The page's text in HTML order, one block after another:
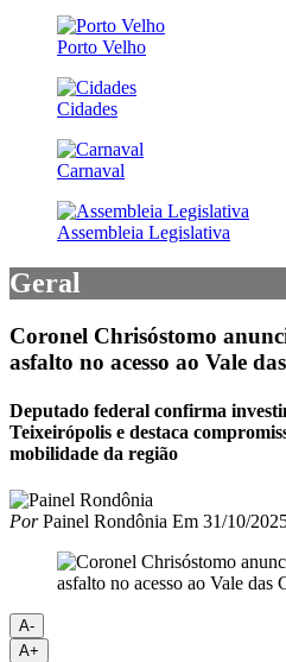
Porto Velho
Cidades
Carnaval
Assembleia Legislativa
Geral
Coronel Chrisóstomo
asfalto no acesso ao Vale
Deputado federal confirma
Teixeirópolis e destaca
mobilidade da região
PorPainel Rondônia Em 31/10/
A-
A+